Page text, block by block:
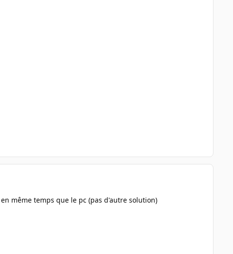
même temps que le pc (pas d'autre solution)